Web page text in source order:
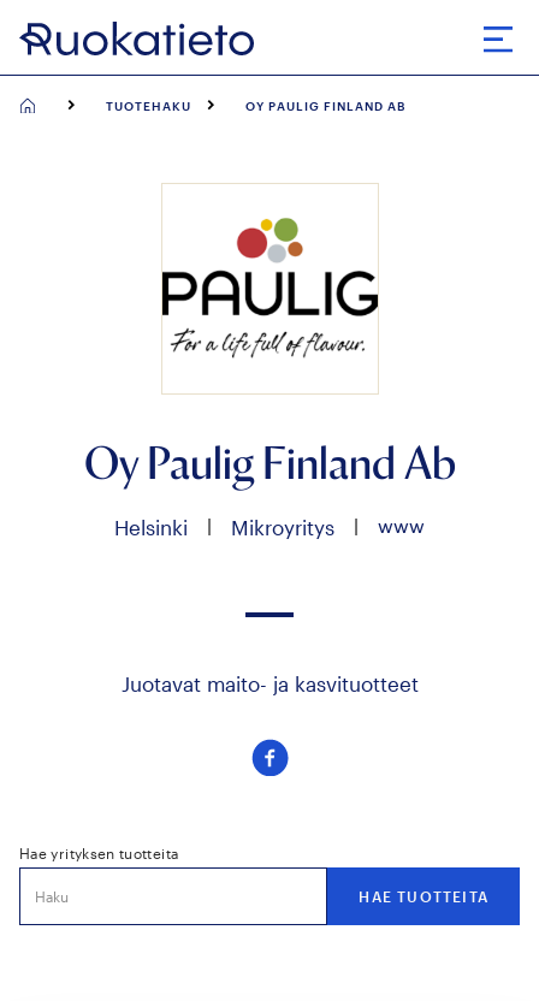
Siirry
suoraan
TUOTEHAKU OY PAULIG FINLAND AB
Oy Paulig Finland Ab
Helsinki | Mikroyritys | www
Juotavat maito- ja kasvituotteet
Seuraa
Hae yrityksen tuotteita